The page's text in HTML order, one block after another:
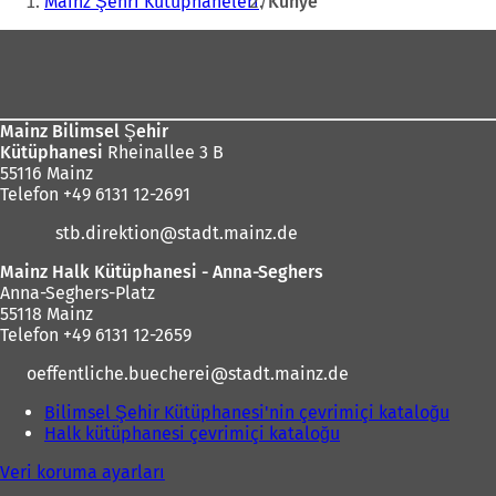
Mainz Bilimsel Şehir
Kütüphanesi Rheinallee 3 B
55116 Mainz
Telefon +49 6131 12-2691
stb.direktion
stadt.mainz de
Mainz Halk Kütüphanesi - Anna-Seghers
Anna-Seghers-Platz
55118 Mainz
Telefon +49 6131 12-2659
oeffentliche.buecherei
stadt.mainz de
Bilimsel Şehir Kütüphanesi'nin çevrimiçi kataloğu
Halk kütüphanesi çevrimiçi kataloğu
Veri koruma ayarları